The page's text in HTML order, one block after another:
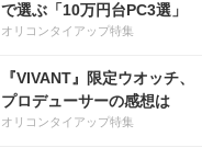
で選ぶ「10万円台PC3選」
オリコンタイアップ特集
『VIVANT』限定ウオッチ、
プロデューサーの感想は
オリコンタイアップ特集